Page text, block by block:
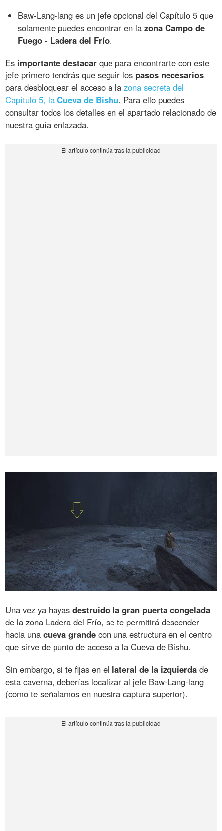
Baw-Lang-lang es un jefe opcional del Capítulo 5 que
solamente puedes encontrar en lazona Campo de
Fuego - Ladera del Frío.
Es importante destacar que para encontrarte con este
jefe primero tendrás que seguir los pasos necesarios
para desbloquear el acceso a lazona secreta del
Capítulo 5, laCueva de Bishu. Para ello puedes
consultar todos los detalles en el apartado relacionado de
nuestra guía enlazada.
Una vez ya hayasdestruido la gran puerta congelada
de la zona Ladera del Frío, se te permitirá descender
hacia unacueva grande con una estructura en el centro
que sirve de punto de acceso a la Cueva de Bishu.
Sin embargo, si te fijas en el lateral de la izquierda de
esta caverna, deberías localizar al jefe Baw-Lang-lang
(como te señalamos en nuestra captura superior).